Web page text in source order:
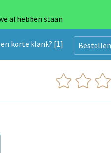
al hebben staan.
korte klank? [1] Bestellen